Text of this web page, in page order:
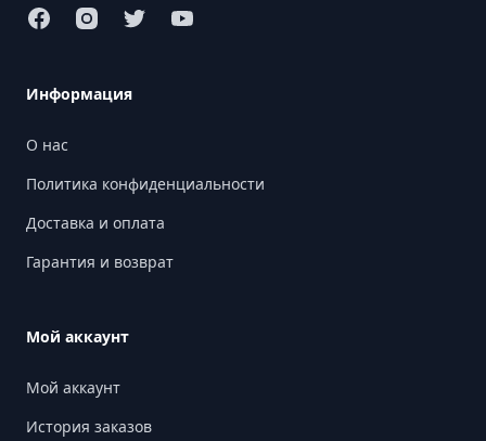
Информация
О нас
Политика конфиденциальности
Доставка и оплата
Гарантия и возврат
Мой аккаунт
Мой аккаунт
История заказов